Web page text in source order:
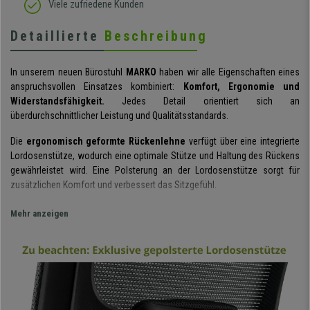
Viele zufriedene Kunden
Detaillierte Beschreibung
In unserem neuen Bürostuhl MARKO haben wir alle Eigenschaften eines
anspruchsvollen Einsatzes kombiniert: Komfort, Ergonomie und
Widerstandsfähigkeit. Jedes Detail orientiert sich an
überdurchschnittlicher Leistung und Qualitätsstandards.
Die ergonomisch geformte Rückenlehne verfügt über eine integrierte
Lordosenstütze, wodurch eine optimale Stütze und Haltung des Rückens
gewährleistet wird. Eine Polsterung an der Lordosenstütze sorgt für
zusätzlichen Komfort und verbessert das Sitzgefühl.
Dieser Bürostuhl ist mit einer
Zudem lässt sich der Stuhl an das eigene Körpergewicht anpassen und
sorgt so stets für den passenden Gegendruck beim Zurücklehnen. Die
einfache und intuitive Handhabung ermöglicht die optimale Nutzung aller
Funktionen und sorgt für ein Plus an Komfort.
Mehr anzeigen